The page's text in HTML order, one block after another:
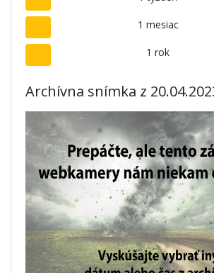
1 mesiac
1 rok
Archívna snímka z